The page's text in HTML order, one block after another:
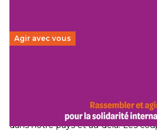
Agir avec vous
Le secteur humanitaire connaît
dans notre pays et au-delà. Les